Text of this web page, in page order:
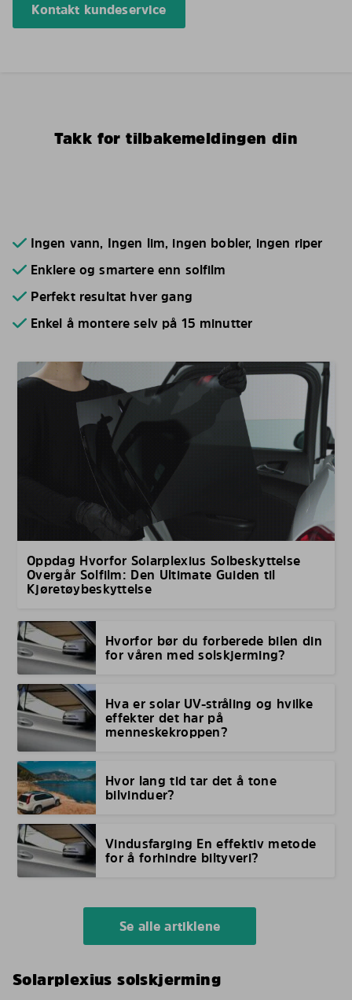
Kontakt kundeservice
Takk for tilbakemeldingen din
Ingen vann, Ingen lim, ingen bobler, ingen riper
Enklere og smartere enn solfilm
Perfekt resultat hver gang
Enkel å montere selv på 15 minutter
Oppdag Hvorfor Solarplexius Solbeskyttelse
Overgår Solfilm: Den Ultimate Guiden til
Kjøretøybeskyttelse
Hvorfor bør du forberede bilen din
for våren med solskjerming?
Hva er solar UV-stråling og hvilke
effekter det har på
menneskekroppen?
Hvor lang tid tar det å tone
bilvinduer?
Vindusfarging En effektiv metode
for å forhindre biltyveri?
Se alle artiklene
Solarplexius solskjerming